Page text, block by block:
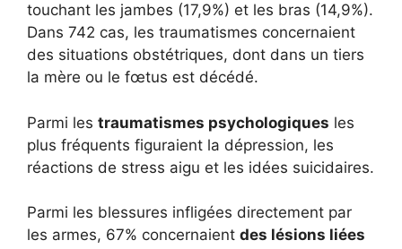
touchant les jambes (17,9%) et les bras (14,9%).
Dans 742 cas, les traumatismes concernaient
des situations obstétriques, dont dans un tiers
la mère ou le fœtus est décédé.
Parmi les traumatismes psychologiques les
plus fréquents figuraient la dépression, les
réactions de stress aigu et les idées suicidaires.
Parmi les blessures infligées directement par
les armes, 67% concernaient des lésions liées